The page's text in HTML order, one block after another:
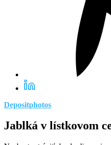
Depositphotos
Jablká v lístkovom